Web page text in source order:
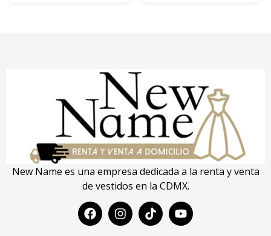
New Name es una empresa dedicada a la renta y venta
de vestidos en la CDMX.